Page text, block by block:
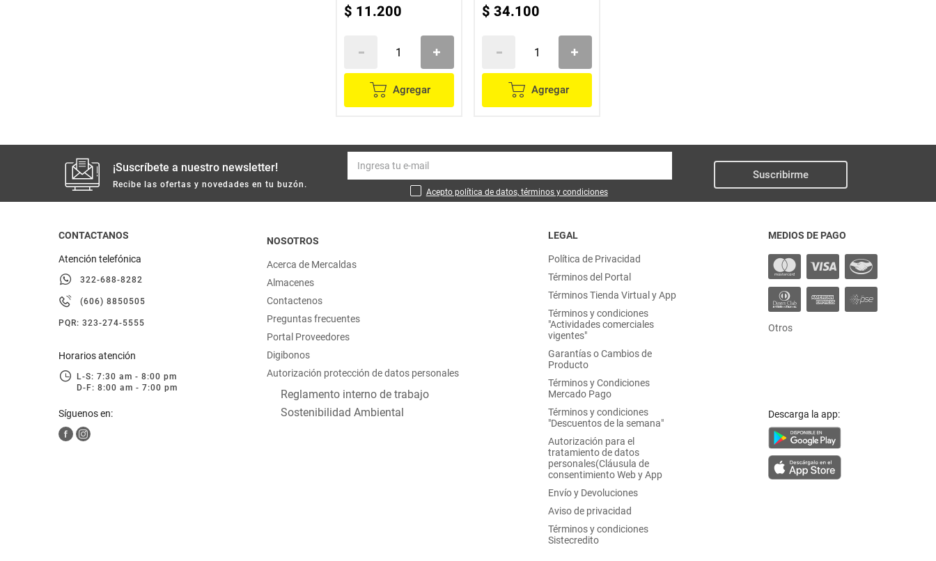
$ 11.200
Agregar
$ 34.100
Agregar
¡Suscríbete a nuestro newsletter!
Recibe las ofertas y novedades en tu buzón.
Acepto política de datos, términos y condiciones
Suscribirme
CONTACTANOS
Atención telefónica
322-688-8282
(606) 8850505
PQR: 323-274-5555
Horarios atención
L-S: 7:30 am - 8:00 pm
D-F: 8:00 am - 7:00 pm
Síguenos en:
NOSOTROS
Acerca de Mercaldas
Almacenes
Contactenos
Preguntas frecuentes
Portal Proveedores
Digibonos
Autorización protección de datos personales
Reglamento interno de trabajo
Sostenibilidad Ambiental
LEGAL
Política de Privacidad
Términos del Portal
Términos Tienda Virtual y App
Términos y condiciones
"Actividades comerciales
vigentes"
Garantías o Cambios de
Producto
Términos y Condiciones
Mercado Pago
Términos y condiciones
"Descuentos de la semana"
Autorización para el
tratamiento de datos
personales(Cláusula de
consentimiento Web y App
Envío y Devoluciones
Aviso de privacidad
Términos y condiciones
Sistecredito
MEDIOS DE PAGO
Otros
Descarga la app: